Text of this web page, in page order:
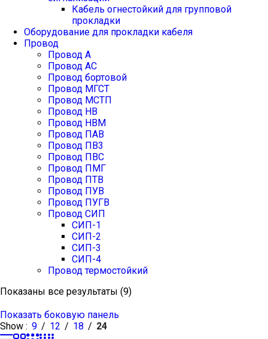
Кабель огнестойкий для групповой
прокладки
Оборудование для прокладки кабеля
Провод
Провод А
Провод АС
Провод бортовой
Провод МГСТ
Провод МСТП
Провод НВ
Провод НВМ
Провод ПАВ
Провод ПВ3
Провод ПВС
Провод ПМГ
Провод ПТВ
Провод ПУВ
Провод ПУГВ
Провод СИП
СИП-1
СИП-2
СИП-3
СИП-4
Провод термостойкий
Показаны все результаты (9)Сортировка:
Показать боковую панель
Show
9 12 18 24